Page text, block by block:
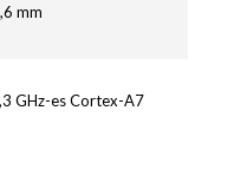
mm
GHz-es Cortex-A7